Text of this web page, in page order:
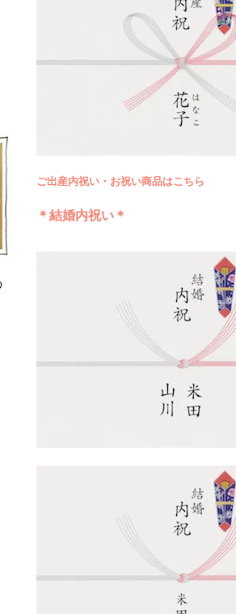
ご出産内祝い・お祝い商品はこちら
＊結婚内祝い＊